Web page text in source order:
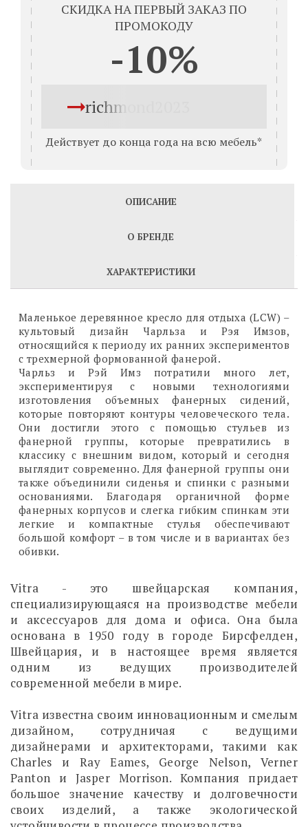
СКИДКА НА ПЕРВЫЙ ЗАКАЗ ПО
ПРОМОКОДУ
-10%
richmond2023
Действует до конца года на всю мебель*
ОПИСАНИЕ
О БРЕНДЕ
ХАРАКТЕРИСТИКИ
Маленькое деревянное кресло для отдыха (LCW) –
культовый дизайн Чарльза и Рэя Имзов,
относящийся к периоду их ранних экспериментов
с трехмерной формованной фанерой.
Чарльз и Рэй Имз потратили много лет,
экспериментируя с новыми технологиями
изготовления объемных фанерных сидений,
которые повторяют контуры человеческого тела.
Они достигли этого с помощью стульев из
фанерной группы, которые превратились в
классику с внешним видом, который и сегодня
выглядит современно. Для фанерной группы они
также объединили сиденья и спинки с разными
основаниями. Благодаря органичной форме
фанерных корпусов и слегка гибким спинкам эти
легкие и компактные стулья обеспечивают
большой комфорт – в том числе и в вариантах без
обивки.
Vitra - это швейцарская компания,
специализирующаяся на производстве мебели
и аксессуаров для дома и офиса. Она была
основана в 1950 году в городе Бирсфелден,
Швейцария, и в настоящее время является
одним из ведущих производителей
современной мебели в мире.
Vitra известна своим инновационным и смелым
дизайном, сотрудничая с ведущими
дизайнерами и архитекторами, такими как
Charles и Ray Eames, George Nelson, Verner
Panton и Jasper Morrison. Компания придает
большое значение качеству и долговечности
своих изделий, а также экологической